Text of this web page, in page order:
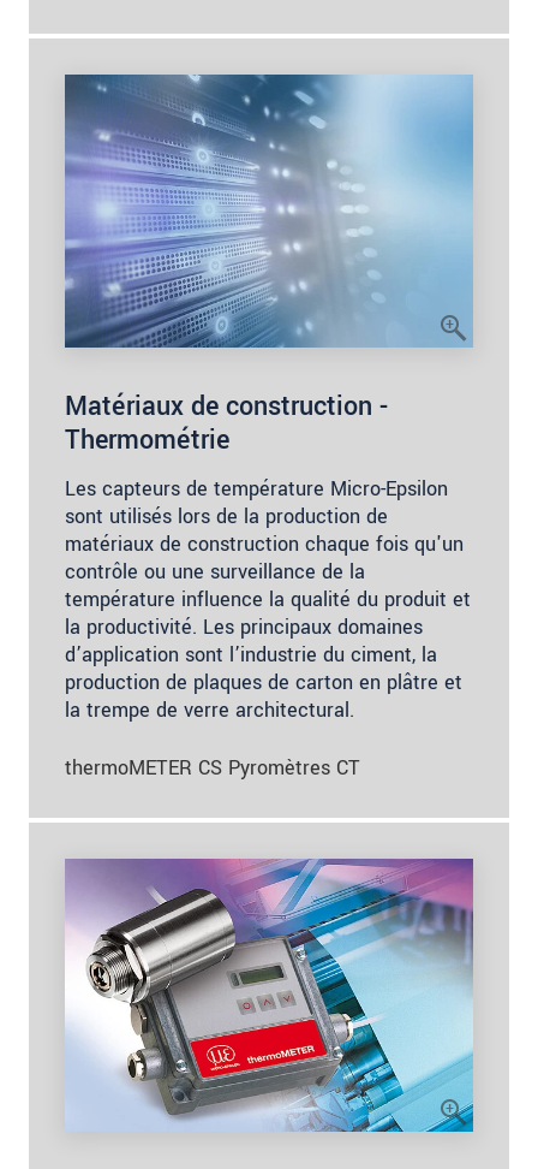
Matériaux de construction -
Thermométrie
Les capteurs de température Micro-Epsilon
sont utilisés lors de la production de
matériaux de construction chaque fois qu'un
contrôle ou une surveillance de la
température influence la qualité du produit et
la productivité. Les principaux domaines
d’application sont l’industrie du ciment, la
production de plaques de carton en plâtre et
la trempe de verre architectural.
thermoMETER CS Pyromètres CT